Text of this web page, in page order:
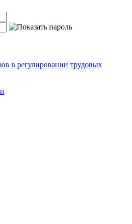
в регулировании трудовых